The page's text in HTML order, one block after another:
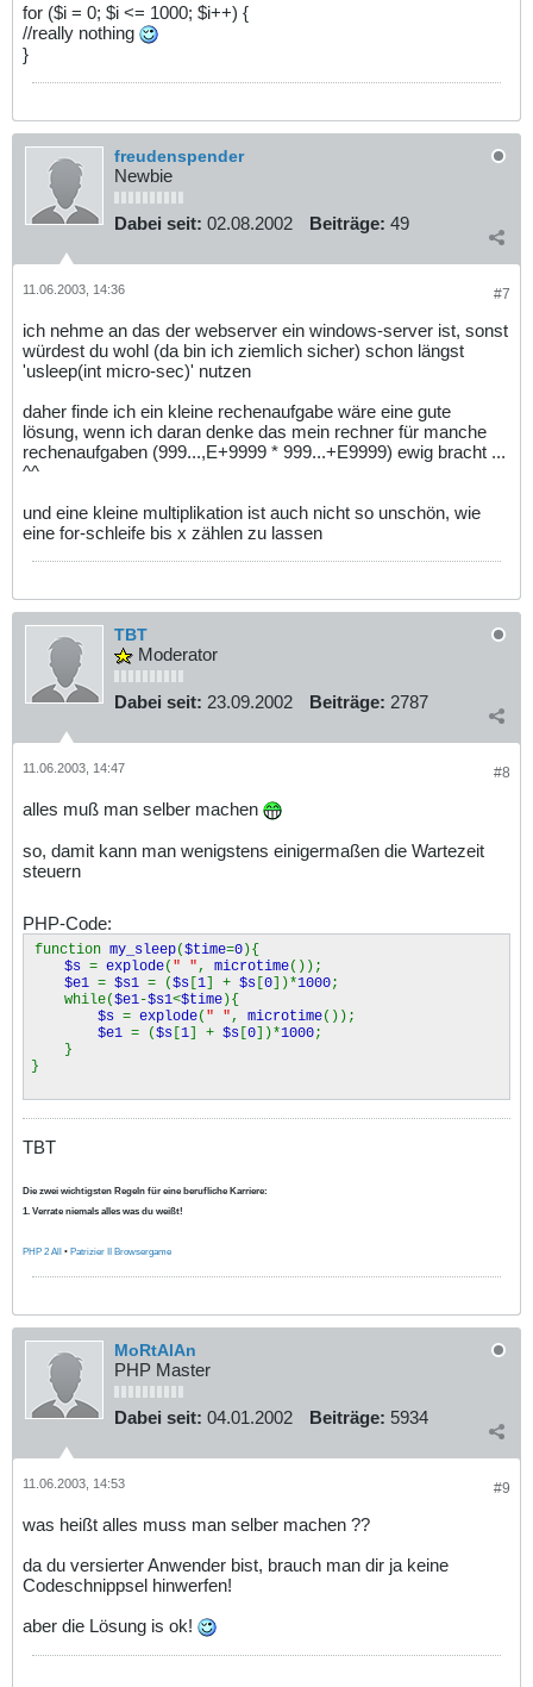
for ($i = 0; $i <= 1000; $i++) {
//really nothing
}
freudenspender
Newbie
Dabei seit: 02.08.2002 Beiträge: 49
#7
11.06.2003, 14:36
ich nehme an das der webserver ein windows-server ist, sonst
würdest du wohl (da bin ich ziemlich sicher) schon längst
'usleep(int micro-sec)' nutzen
daher finde ich ein kleine rechenaufgabe wäre eine gute
lösung, wenn ich daran denke das mein rechner für manche
rechenaufgaben (999...,E+9999 * 999...+E9999) ewig bracht ...
^^
und eine kleine multiplikation ist auch nicht so unschön, wie
eine for-schleife bis x zählen zu lassen
TBT
Moderator
Dabei seit: 23.09.2002 Beiträge: 2787
#8
11.06.2003, 14:47
alles muß man selber machen
so, damit kann man wenigstens einigermaßen die Wartezeit
steuern
PHP-Code:
function my_sleep($time=0){
$s = explode( " " , microtime());
$e1 = $s1 = ($s [1] + $s [0])*1000;
while($e1-$s1<$time){
$s = explode( " " , microtime());
$e1 = ($s [1] + $s [0])*1000;
}
}
TBT
Die zwei wichtigsten Regeln für eine berufliche Karriere:
1. Verrate niemals alles was du weißt!
PHP 2 All • Patrizier II Browsergame
MoRtAlAn
PHP Master
Dabei seit: 04.01.2002 Beiträge: 5934
#9
11.06.2003, 14:53
was heißt alles muss man selber machen ??
da du versierter Anwender bist, brauch man dir ja keine
Codeschnippsel hinwerfen!
aber die Lösung is ok!